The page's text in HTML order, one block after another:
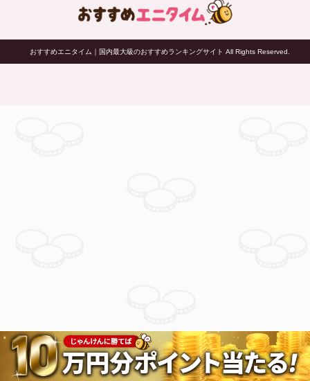
© おすすめエニタイム｜国内最大級のおすすめランキングサイト All Rights Reserved.